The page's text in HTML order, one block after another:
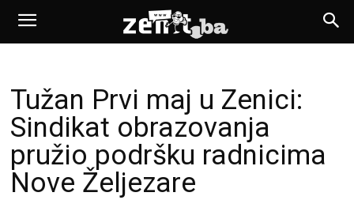
Tužan Prvi maj u Zenici:
Sindikat obrazovanja
pružio podršku radnicima
Nove Željezare